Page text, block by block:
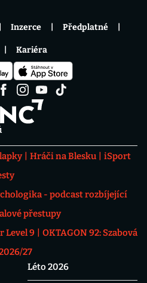
Hráči na Blesku
iSport
- podcast rozbíjející
přestupy
Level 9
OKTAGON 92: Szabová
27
Léto 2026
Inzerce Předplatné
Kariéra